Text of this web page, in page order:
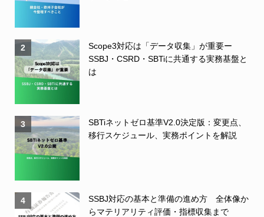
2
Scope3対応は「データ収集」が重要ー
SSBJ・CSRD・SBTiに共通する実務基盤と
は
3
SBTiネットゼロ基準V2.0決定版：変更点、
移行スケジュール、実務ポイントを解説
4
SSBJ対応の基本と準備の進め方 全体像か
らマテリアリティ評価・指標収集まで